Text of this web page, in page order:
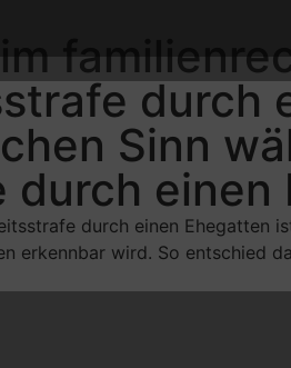
durch
Sinn
durch einen
durch einen Ehegatten
erkennbar wird. So entschied